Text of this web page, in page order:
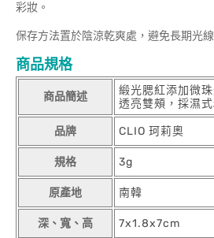
彩妝。
保存方法置於陰涼乾爽處，避免長期光
商品規格
商品簡述
緞光腮紅添加微
透亮雙頰，採濕
品牌 CLIO 珂莉奧
規格 3g
原產地 南韓
深、寬、高 7x1.8x7cm